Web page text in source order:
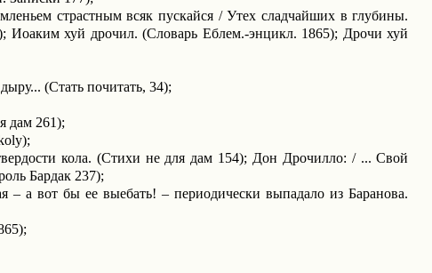
страстным всяк пускайся / Утех сладчайших в глубины.
хуй дрочил. (Cловарь Еблем.‑эн­цикл. 1865); Дрочи хуй
(Стать почитать, 34);
дам 261);
);
кола. (Стихи не для дам 154); Дон Дрочилло: / ... Свой
Бардак 237);
а вот бы ее выебать! – периодически выпадало из Баранова.